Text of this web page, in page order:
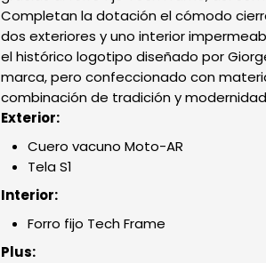
Completan la dotación el cómodo
dos exteriores y uno interior
el histórico logotipo diseñado por
marca, pero confeccionado con
combinación de tradición y
Exterior:
Cuero vacuno Moto-AR
Tela S1
Interior:
Forro fijo Tech Frame
Plus: